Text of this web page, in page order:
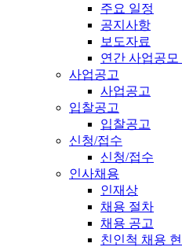
주요 일정
공지사항
보도자료
연간 사업공모
사업공고
사업공고
입찰공고
입찰공고
신청/접수
신청/접수
인사채용
인재상
채용 절차
채용 공고
친인척 채용